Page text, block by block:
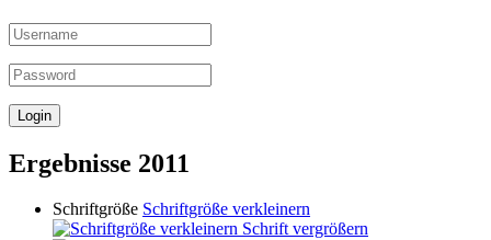
Ergebnisse 2011
Schriftgröße Schriftgröße verkleinern
Schrift vergrößern